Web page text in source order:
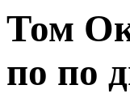
Том
по по